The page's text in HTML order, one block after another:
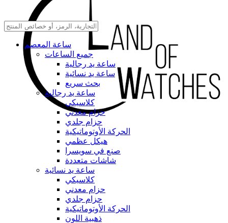
ساعة المعصم
جميع الساعات
ساعة يد رجالية
ساعة يد نسائية
بحث سريع
ساعة يد رجالية
كلاسيكي
حزام معدني
حزام جلدي
الحركة الأوتوماتيكية
هيكل عظمي
صنع في سويسرا
شاشات متعددة
ساعة يد نسائية
كلاسيكي
حزام معدني
حزام جلدي
الحركة الأوتوماتيكية
ذهبية اللون